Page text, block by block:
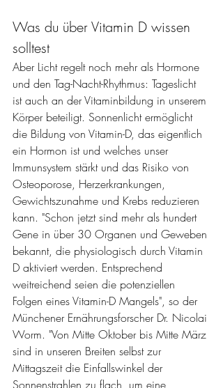
Was du über Vitamin D wissen
solltest
Aber Licht regelt noch mehr als Hormone
und den Tag-Nacht-Rhythmus: Tageslicht
ist auch an der Vitaminbildung in unserem
Körper beteiligt. Sonnenlicht ermöglicht
die Bildung von Vitamin-D, das eigentlich
ein Hormon ist und welches unser
Immunsystem stärkt und das Risiko von
Osteoporose, Herzerkrankungen,
Gewichtszunahme und Krebs reduzieren
kann. "Schon jetzt sind mehr als hundert
Gene in über 30 Organen und Geweben
bekannt, die physiologisch durch Vitamin
D aktiviert werden. Entsprechend
weitreichend seien die potenziellen
Folgen eines Vitamin-D Mangels", so der
Münchener Ernährungsforscher Dr. Nicolai
Worm. "Von Mitte Oktober bis Mitte März
sind in unseren Breiten selbst zur
Mittagszeit die Einfallswinkel der
Sonnenstrahlen zu flach, um eine